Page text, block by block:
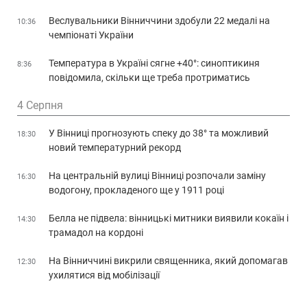
10:36
Веслувальники Вінниччини здобули 22 медалі на
чемпіонаті України
8:36
Температура в Україні сягне +40°: синоптикиня
повідомила, скільки ще треба протриматись
4 Серпня
18:30
У Вінниці прогнозують спеку до 38° та можливий
новий температурний рекорд
16:30
На центральній вулиці Вінниці розпочали заміну
водогону, прокладеного ще у 1911 році
14:30
Белла не підвела: вінницькі митники виявили кокаїн і
трамадол на кордоні
12:30
На Вінниччині викрили священника, який допомагав
ухилятися від мобілізації